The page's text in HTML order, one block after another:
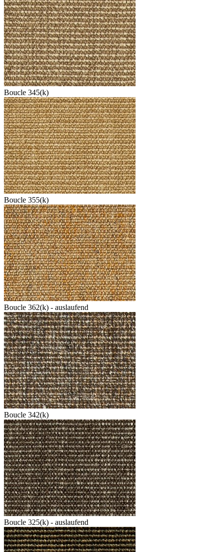
Boucle 345(k)
Boucle 355(k)
Boucle 362(k) - auslaufend
Boucle 342(k)
Boucle 325(k) - auslaufend